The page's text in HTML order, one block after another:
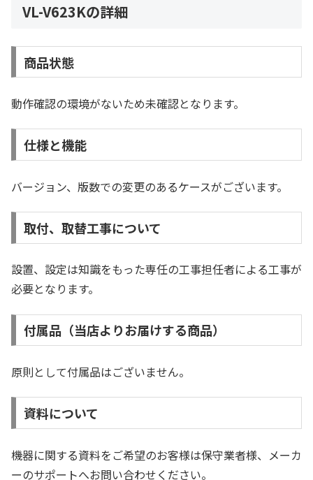
VL-V623Kの詳細
商品状態
動作確認の環境がないため未確認となります。
仕様と機能
バージョン、版数での変更のあるケースがございます。
取付、取替工事について
設置、設定は知識をもった専任の工事担任者による工事が
必要となります。
付属品（当店よりお届けする商品）
原則として付属品はございません。
資料について
機器に関する資料をご希望のお客様は保守業者様、メーカ
ーのサポートへお問い合わせください。